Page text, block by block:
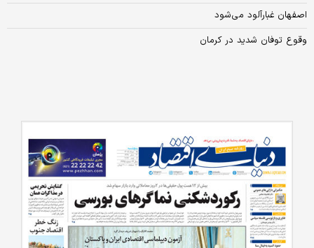
اصفهان غبار‌آلود می‌شود
وقوع توفان شدید در کرمان